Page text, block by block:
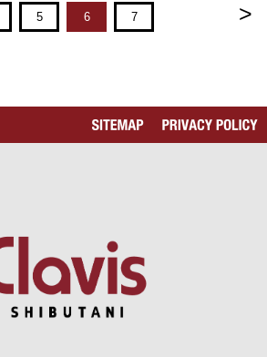
5 6 7 >